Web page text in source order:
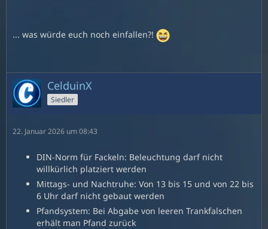
... was würde euch noch einfallen?!
CelduinX
Siedler
22. Januar 2026 um 08:43
DIN-Norm für Fackeln: Beleuchtung darf nicht
willkürlich platziert werden
Mittags- und Nachtruhe: Von 13 bis 15 und von 22 bis
6 Uhr darf nicht gebaut werden
Pfandsystem: Bei Abgabe von leeren Trankfalschen
erhält man Pfand zurück